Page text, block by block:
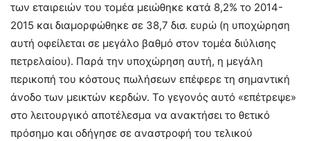
των εταιρειών του τομέα μειώθηκε κατά 8,2% το 2014-
2015 και διαμορφώθηκε σε 38,7 δισ. ευρώ (η υποχώρηση
αυτή οφείλεται σε μεγάλο βαθμό στον τομέα διύλισης
πετρελαίου). Παρά την υποχώρηση αυτή, η μεγάλη
περικοπή του κόστους πωλήσεων επέφερε τη σημαντική
άνοδο των μεικτών κερδών. Το γεγονός αυτό «επέτρεψε»
στο λειτουργικό αποτέλεσμα να ανακτήσει το θετικό
πρόσημο και οδήγησε σε αναστροφή του τελικού